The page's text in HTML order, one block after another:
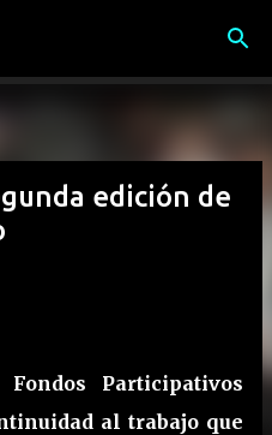
principal
edición de
Participativos
al trabajo que